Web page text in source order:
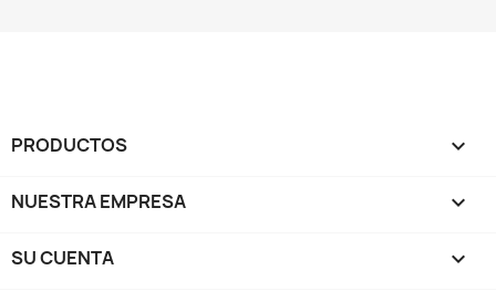
PRODUCTOS 
NUESTRA EMPRESA 
SU CUENTA 